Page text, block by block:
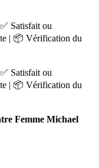
Satisfait ou
| 📦 Vérification du
Satisfait ou
| 📦 Vérification du
Femme Michael